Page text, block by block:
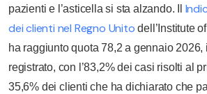
pazienti e l’asticella si sta alzando. Il
dei clienti nel Regno Unito dell’Institute
ha raggiunto quota 78,2 a gennaio
registrato, con l’83,2% dei casi risolti al
35,6% dei clienti che ha dichiarato che